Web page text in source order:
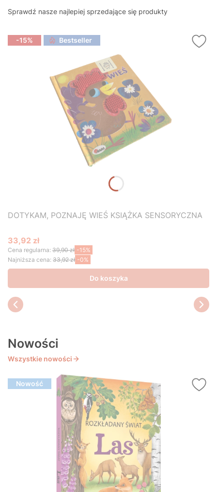
Sprawdź nasze najlepiej sprzedające się produkty
-15% Bestseller
DOTYKAM, POZNAJĘ WIEŚ KSIĄŻKA SENSORYCZNA
Cena promocyjna
33,92 zł
Cena regularna: 39,90 zł -15%
Najniższa cena: 33,92 zł -0%
Do koszyka
Nowości
Wszystkie nowości
Nowość